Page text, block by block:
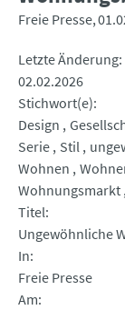
Freie Presse
Letzte Änderung
02.02.2026
Stichwort(e)
Design
Serie Stil
Wohnen
Wohnungsmarkt
Titel
Ungewöhnliche
In
Freie Presse
Am